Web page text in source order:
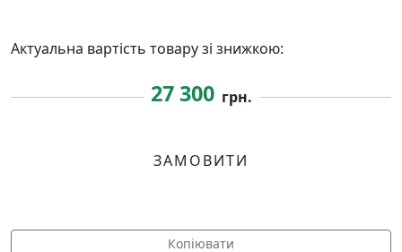
Актуальна вартість товару зі знижкою:
27 300 грн.
ЗАМОВИТИ
Копіювати